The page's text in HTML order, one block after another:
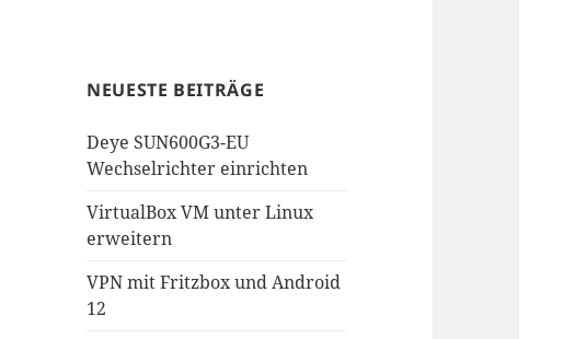
NEUESTE BEITRÄGE
Deye SUN600G3-EU
Wechselrichter einrichten
VirtualBox VM unter Linux
erweitern
VPN mit Fritzbox und Android
12